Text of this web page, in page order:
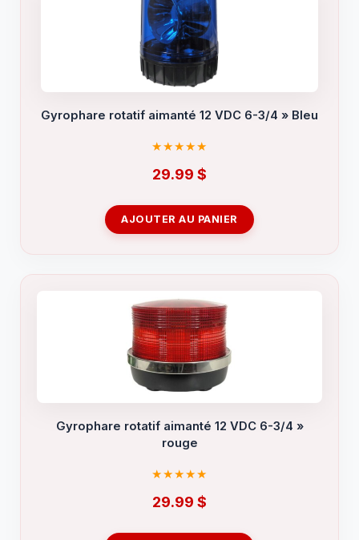
Gyrophare rotatif aimanté 12 VDC 6-3/4 » Bleu
29.99 $
AJOUTER AU PANIER
Gyrophare rotatif aimanté 12 VDC 6-3/4 »
rouge
29.99 $